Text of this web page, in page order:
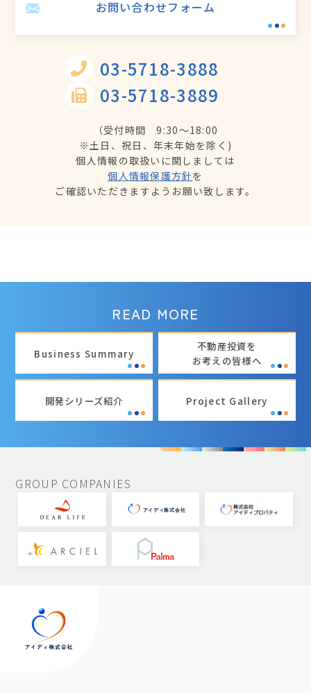
お問い合わせフォーム
03-5718-3888
03-5718-3889
（受付時間 9:30～18:00
※土日、祝日、年末年始を除く)
個人情報の取扱いに関しましては
個人情報保護方針を
ご確認いただきますようお願い致します。
READ MORE
Business Summary
不動産投資を
お考えの皆様へ
開発シリーズ紹介 Project Gallery
GROUP COMPANIES